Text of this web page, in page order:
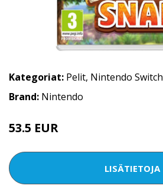
Kategoriat: Pelit, Nintendo Switch
Brand: Nintendo
53.5 EUR
LISÄTIETOJA